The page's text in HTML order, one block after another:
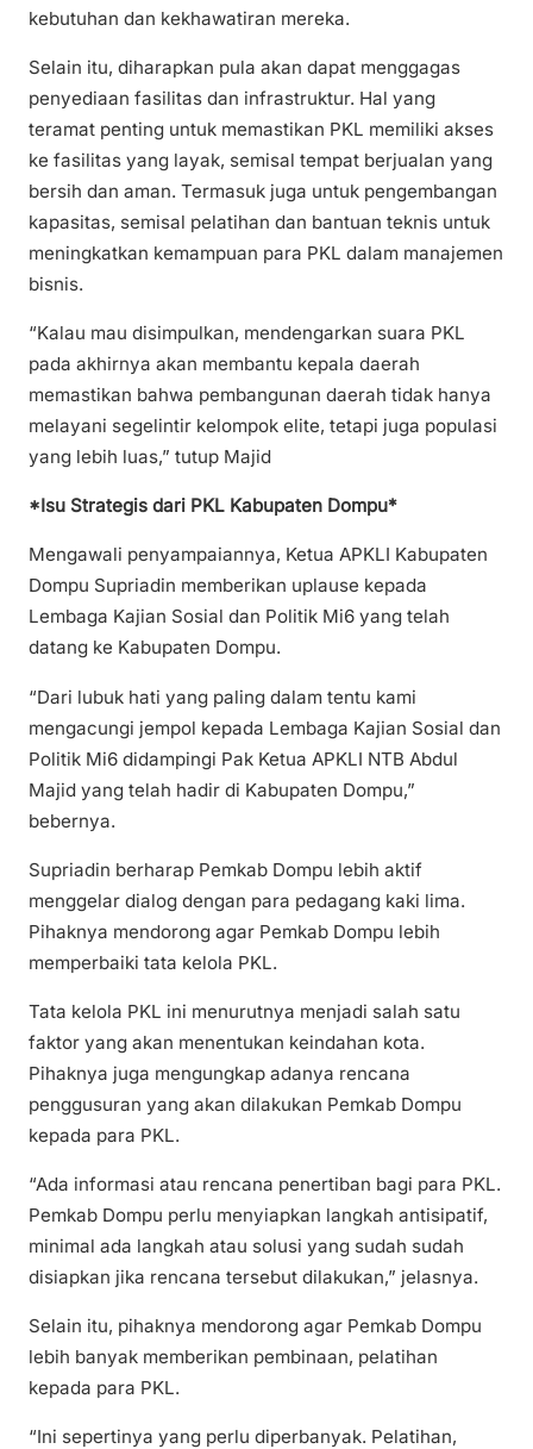
kebutuhan dan kekhawatiran mereka.
Selain itu, diharapkan pula akan dapat menggagas
penyediaan fasilitas dan infrastruktur. Hal yang
teramat penting untuk memastikan PKL memiliki akses
ke fasilitas yang layak, semisal tempat berjualan yang
bersih dan aman. Termasuk juga untuk pengembangan
kapasitas, semisal pelatihan dan bantuan teknis untuk
meningkatkan kemampuan para PKL dalam manajemen
bisnis.
“Kalau mau disimpulkan, mendengarkan suara PKL
pada akhirnya akan membantu kepala daerah
memastikan bahwa pembangunan daerah tidak hanya
melayani segelintir kelompok elite, tetapi juga populasi
yang lebih luas,” tutup Majid
*Isu Strategis dari PKL Kabupaten Dompu*
Mengawali penyampaiannya, Ketua APKLI Kabupaten
Dompu Supriadin memberikan uplause kepada
Lembaga Kajian Sosial dan Politik Mi6 yang telah
datang ke Kabupaten Dompu.
“Dari lubuk hati yang paling dalam tentu kami
mengacungi jempol kepada Lembaga Kajian Sosial dan
Politik Mi6 didampingi Pak Ketua APKLI NTB Abdul
Majid yang telah hadir di Kabupaten Dompu,”
bebernya.
Supriadin berharap Pemkab Dompu lebih aktif
menggelar dialog dengan para pedagang kaki lima.
Pihaknya mendorong agar Pemkab Dompu lebih
memperbaiki tata kelola PKL.
Tata kelola PKL ini menurutnya menjadi salah satu
faktor yang akan menentukan keindahan kota.
Pihaknya juga mengungkap adanya rencana
penggusuran yang akan dilakukan Pemkab Dompu
kepada para PKL.
“Ada informasi atau rencana penertiban bagi para PKL.
Pemkab Dompu perlu menyiapkan langkah antisipatif,
minimal ada langkah atau solusi yang sudah sudah
disiapkan jika rencana tersebut dilakukan,” jelasnya.
Selain itu, pihaknya mendorong agar Pemkab Dompu
lebih banyak memberikan pembinaan, pelatihan
kepada para PKL.
“Ini sepertinya yang perlu diperbanyak. Pelatihan,